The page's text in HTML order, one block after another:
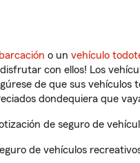
o un vehículo
con ellos! Los
de que sus vehículos
dondequiera que
de seguro de
de vehículos